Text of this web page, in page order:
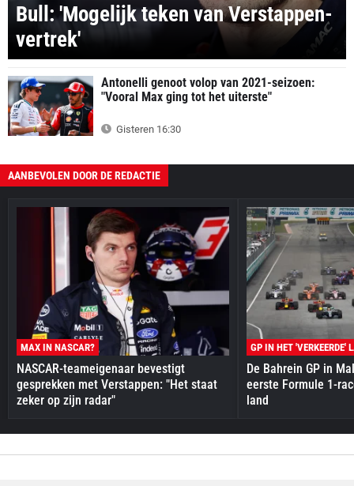
Bull: 'Mogelijk teken van Verstappen-
vertrek'
Antonelli genoot volop van 2021-seizoen:
"Vooral Max ging tot het uiterste"
Gisteren 16:30
AANBEVOLEN DOOR DE REDACTIE
MAX IN NASCAR?
NASCAR-teameigenaar bevestigt
gesprekken met Verstappen: "Het staat
zeker op zijn radar"
GP IN HET 'VERKEERDE'
De Bahrein GP in
eerste Formule 1-
land